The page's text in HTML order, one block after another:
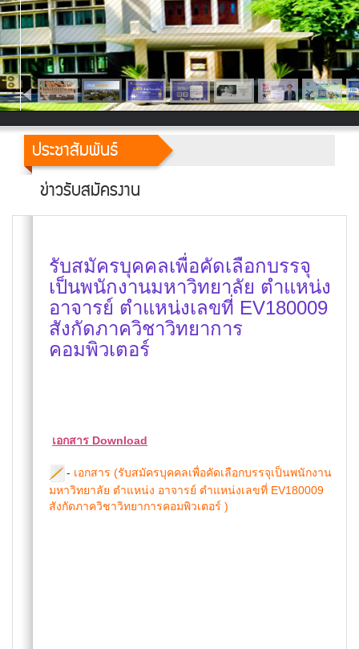
ประชาสัมพันธ์
ข่าวรับสมัครงาน
รับสมัครบุคคลเพื่อคัดเลือกบรรจุ
เป็นพนักงานมหาวิทยาลัย ตำแหน่ง
อาจารย์ ตำแหน่งเลขที่ EV180009
สังกัดภาควิชาวิทยาการ
คอมพิวเตอร์
เอกสาร Download
- เอกสาร (รับสมัครบุคคลเพื่อคัดเลือกบรรจุเป็นพนักงาน
มหาวิทยาลัย ตำแหน่ง อาจารย์ ตำแหน่งเลขที่ EV180009
สังกัดภาควิชาวิทยาการคอมพิวเตอร์ )